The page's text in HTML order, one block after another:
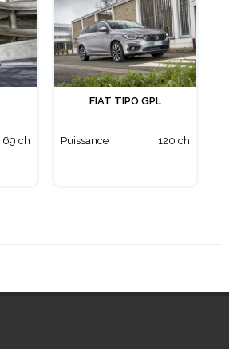
69 ch
FIAT TIPO GPL
Puissance 120 ch